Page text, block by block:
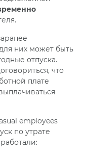
них может быть
отпуска.
что
плате
employees
по утрате